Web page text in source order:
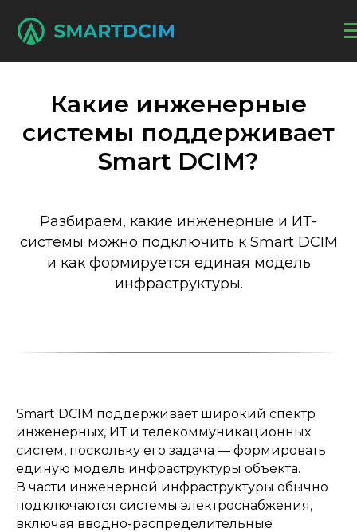
Какие инженерные
системы поддерживает
Smart DCIM?
Разбираем, какие инженерные и ИТ-
системы можно подключить к Smart DCIM
и как формируется единая модель
инфраструктуры.
Smart DCIM поддерживает широкий спектр
инженерных, ИТ и телекоммуникационных
систем, поскольку его задача — формировать
единую модель инфраструктуры объекта.
В части инженерной инфраструктуры обычно
подключаются системы электроснабжения,
включая вводно-распределительные